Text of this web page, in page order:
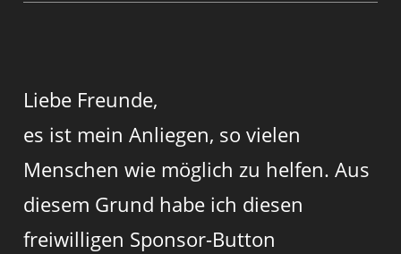
Liebe Freunde,
es ist mein Anliegen, so vielen
Menschen wie möglich zu helfen. Aus
diesem Grund habe ich diesen
freiwilligen Sponsor-Button